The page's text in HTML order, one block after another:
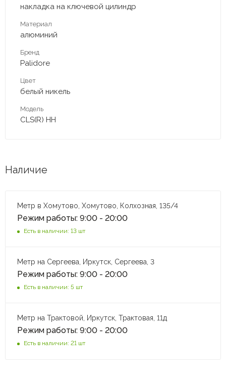
накладка на ключевой цилиндр
Материал
алюминий
Бренд
Palidore
Цвет
белый никель
Модель
CLS(R) HH
Наличие
Метр в Хомутово, Хомутово, Колхозная, 135/4
Режим работы: 9:00 - 20:00
Есть в наличии: 13 шт
Метр на Сергеева, Иркутск, Сергеева, 3
Режим работы: 9:00 - 20:00
Есть в наличии: 5 шт
Метр на Трактовой, Иркутск, Трактовая, 11д
Режим работы: 9:00 - 20:00
Есть в наличии: 21 шт